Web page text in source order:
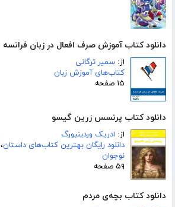
دانلود کتاب آموزش صرف افعال در زبان فرانسه
از: سمیر ترگانی
کتاب‌های آموزش زبان
۱۵ صفحه
دانلود کتاب پرنسس زرین گیسو
از: ادریک وردینبورگ
دانلود رایگان بهترین کتاب‌های داستان،
نوجوان
۵۹ صفحه
دانلود کتاب بچه‌ی مردم